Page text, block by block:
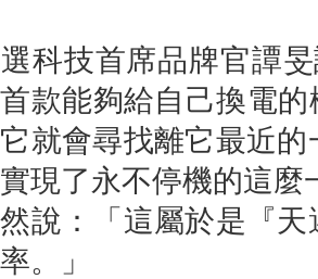
科技首席品牌官譚
款能夠給自己換電的
就會尋找離它最近
現了永不停機的這麼
說：「這屬於是『
。」